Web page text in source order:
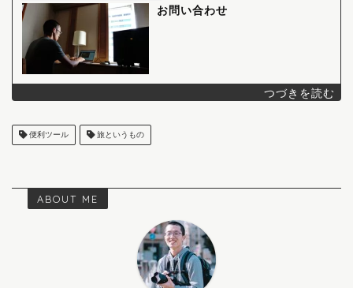
お問い合わせ
便利ツール 旅というもの
ABOUT ME